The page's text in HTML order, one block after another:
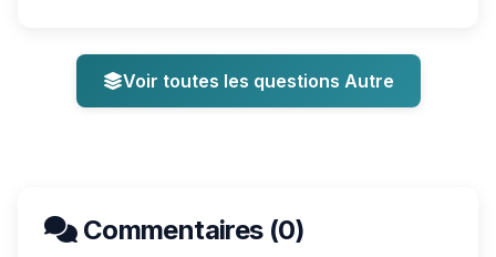
Voir toutes les questions Autre
Commentaires (0)